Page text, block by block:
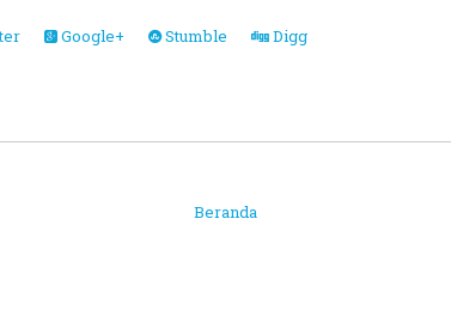
Google+ Stumble Digg
Beranda